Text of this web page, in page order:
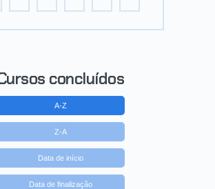
concluídos
A-Z
Z-A
Data de início
Data de finalização